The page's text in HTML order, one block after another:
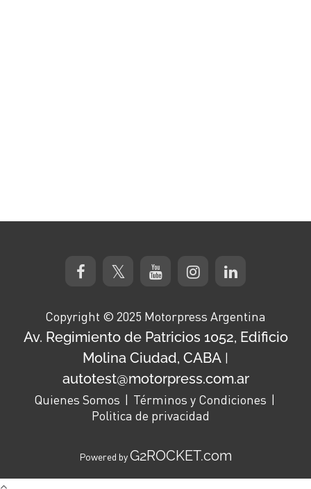
Copyright © 2025 Motorpress Argentina
Av. Regimiento de Patricios 1052, Edificio
Molina Ciudad, CABA |
autotest@motorpress.com.ar
Quienes Somos
Términos y Condiciones
Politica de privacidad
Powered byG2ROCKET.com